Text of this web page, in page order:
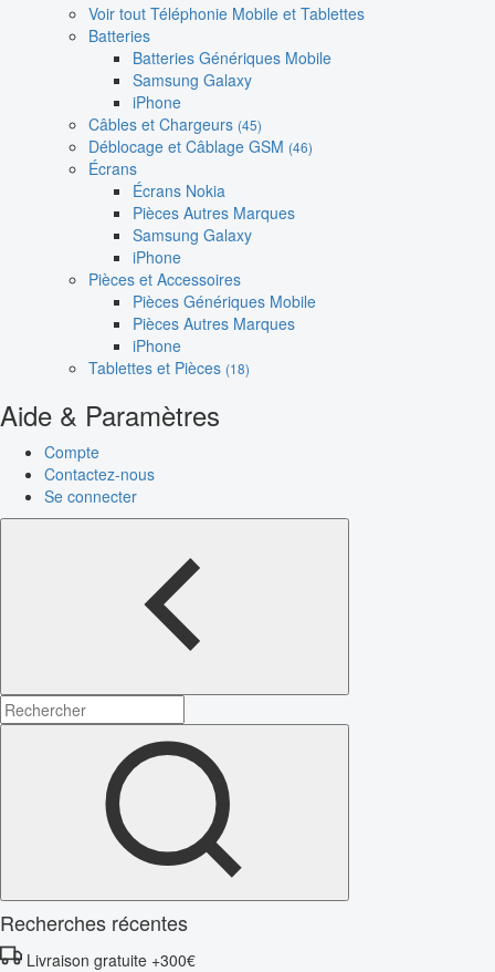
Voir tout Téléphonie Mobile et Tablettes
Batteries
Batteries Génériques Mobile
Samsung Galaxy
iPhone
Câbles et Chargeurs (45)
Déblocage et Câblage GSM (46)
Écrans
Écrans Nokia
Pièces Autres Marques
Samsung Galaxy
iPhone
Pièces et Accessoires
Pièces Génériques Mobile
Pièces Autres Marques
iPhone
Tablettes et Pièces (18)
Aide & Paramètres
Compte
Contactez-nous
Se connecter
Recherches récentes
Livraison gratuite +300€